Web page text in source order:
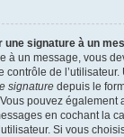
signature à un
à un message, vous
de
signature depuis le
pouvez également
en cochant la
Si vous